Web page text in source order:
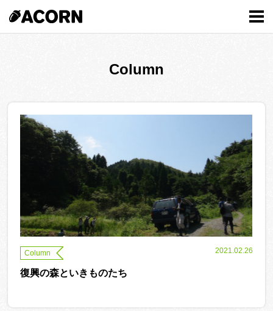
Column
Column 2021.02.26
復興の森といきものたち